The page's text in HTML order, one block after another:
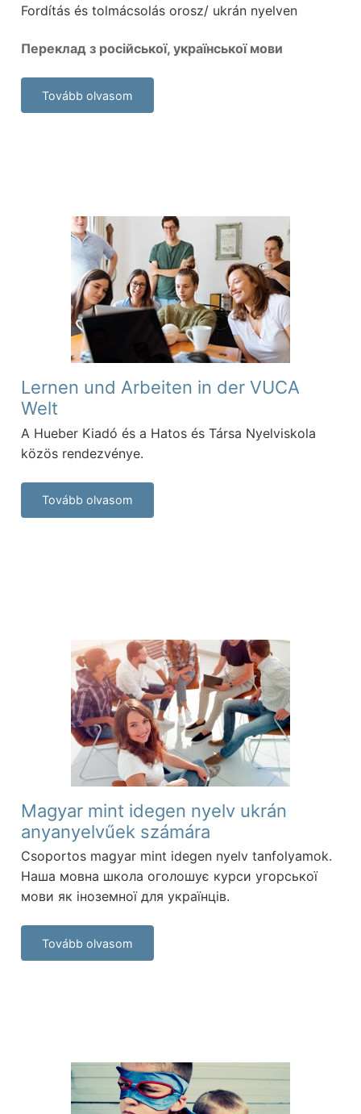
Fordítás és tolmácsolás orosz/ ukrán nyelven
Переклад з російської, української мови
Tovább olvasom
Lernen und Arbeiten in der VUCA
Welt
A Hueber Kiadó és a Hatos és Társa Nyelviskola
közös rendezvénye.
Tovább olvasom
Magyar mint idegen nyelv ukrán
anyanyelvűek számára
Csoportos magyar mint idegen nyelv tanfolyamok.
Наша мовна школа оголошує курси угорської
мови як іноземної для українців.
Tovább olvasom